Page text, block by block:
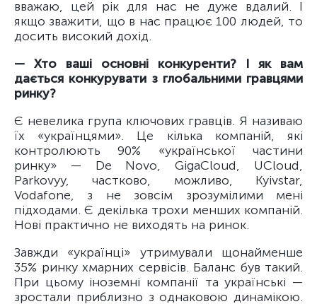
вважаю, цей рік для нас не дуже вдалий. І
якщо зважити, що в нас працює 100 людей, то
досить високий дохід.
— Хто ваші основні конкуренти? І як вам
дається конкурувати з глобальними гравцями
ринку?
Є невелика група ключових гравців. Я називаю
їх «українцями». Це кілька компаній, які
контролюють 90% «української частини
ринку» — De Novo, GigaCloud, UCloud,
Parkovyy, частково, можливо, Kyivstar,
Vodafone, з не зовсім зрозумілими мені
підходами. Є декілька трохи менших компаній.
Нові практично не виходять на ринок.
Завжди «українці» утримували щонайменше
35% ринку хмарних сервісів. Баланс був такий.
При цьому іноземні компанії та українські —
зростали приблизно з однаковою динамікою.